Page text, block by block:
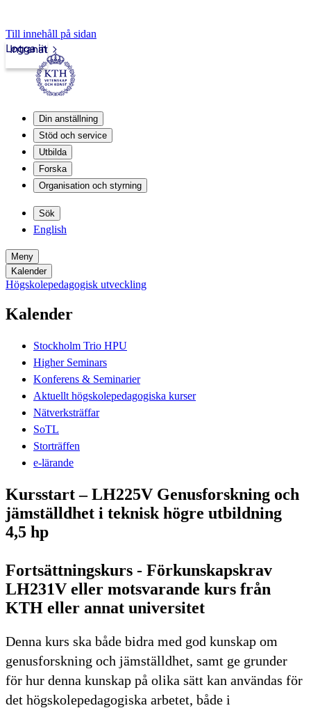
Till innehåll på sidan
Intranät
Logga in
Din anställning
Stöd och service
Utbilda
Forska
Organisation och styrning
Sök
English
Meny
Kalender
Högskolepedagogisk utveckling
Kalender
Stockholm Trio HPU
Higher Seminars
Konferens & Seminarier
Aktuellt högskolepedagogiska kurser
Nätverksträffar
SoTL
Storträffen
e-lärande
Kursstart – LH225V Genusforskning och
jämställdhet i teknisk högre utbildning
4,5 hp
Fortsättningskurs - Förkunskapskrav
LH231V eller motsvarande kurs från
KTH eller annat universitet
Denna kurs ska både bidra med god kunskap om
genusforskning och jämställdhet, samt ge grunder
för hur denna kunskap på olika sätt kan användas för
det högskolepedagogiska arbetet, både i